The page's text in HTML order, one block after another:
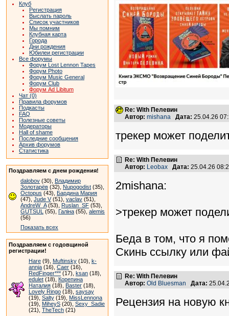
Клуб
Регистрация
Выслать пароль
Список участников
Мы помним
Клубная карта
Города
Дни рождения
Юбилеи регистрации
Все форумы
Форум Lost Lennon Tapes
Форум Photo
Форум Music General
Форум Club
Форум Ad Libitum
Чат (0)
Правила форумов
Подкасты
FAQ
Полезные советы
Модераторы
Hall of shame
Последние сообщения
Архив форумов
Статистика
Поздравляем с днем рождения!
dalobov (30), Владимир
Золотарёв (32), Nupogodist (35),
Octopus (43), Бардина Мария
(47), Jude V(51), vaclav (51),
AndreW_A(53), Ruslan_SF (53),
GUTSUL (55), Галіна (55), alemis
(56)
Показать всех
Поздравляем с годовщиной
регистрации!
Hare (9), Muftinsky (10), k-
annja (16), Caer (16),
RedFinger*** (17), ksan (18),
edulet (18), Корепина
Наталия (18), Baster (18),
Lovely Ringo (18), saysay
(19), Salty (19), MissLennona
(19), MiheyS (20), Sexy_Sadie
(21), TheTech (21)
Re: With Пелевин
Автор: mishana Дата: 25.04.26
трекер может
Re: With Пелевин
Автор: Leobax Дата: 25.04.26
2mishana:
>трекер может
Беда в том, что я
Скинь ссылку или
Re: With Пелевин
Автор: Old Bluesman Дата:
Рецензия на новую